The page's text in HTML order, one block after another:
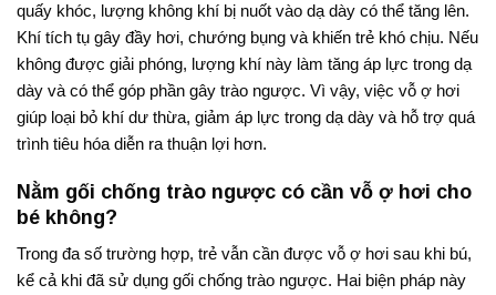
quấy khóc, lượng không khí bị nuốt vào dạ dày có thể tăng lên.
Khí tích tụ gây đầy hơi, chướng bụng và khiến trẻ khó chịu. Nếu
không được giải phóng, lượng khí này làm tăng áp lực trong dạ
dày và có thể góp phần gây trào ngược. Vì vậy, việc vỗ ợ hơi
giúp loại bỏ khí dư thừa, giảm áp lực trong dạ dày và hỗ trợ quá
trình tiêu hóa diễn ra thuận lợi hơn.
Nằm gối chống trào ngược có cần vỗ ợ hơi cho
bé không?
Trong đa số trường hợp, trẻ vẫn cần được vỗ ợ hơi sau khi bú,
kể cả khi đã sử dụng gối chống trào ngược. Hai biện pháp này